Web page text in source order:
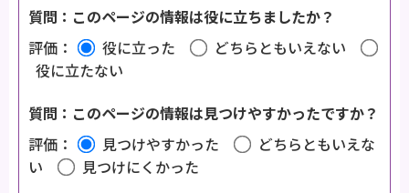
質問：このページの情報は役に立ちましたか？
評価：
役に立った
どちらともいえない
役に立たない
質問：このページの情報は見つけやすかったですか？
評価：
見つけやすかった
どちらともいえな
い
見つけにくかった